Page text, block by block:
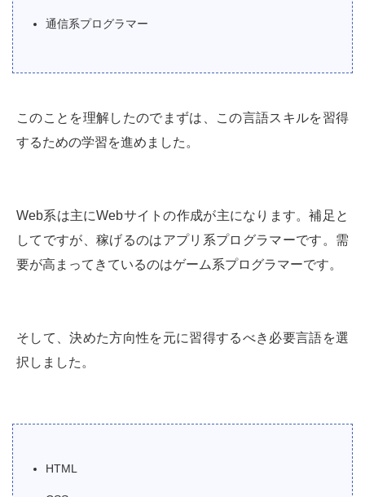
通信系プログラマー
このことを理解したのでまずは、この言語スキルを習得
するための学習を進めました。
Web系は主にWebサイトの作成が主になります。補足と
してですが、稼げるのはアプリ系プログラマーです。需
要が高まってきているのはゲーム系プログラマーです。
そして、決めた方向性を元に習得するべき必要言語を選
択しました。
HTML